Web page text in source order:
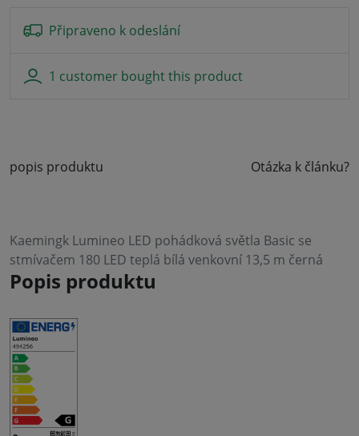
Připraveno k odeslání
1 customer bought this product
popis produktu Otázka k článku?
Kaemingk Lumineo LED pohádková světla Basic se
stmívačem 180 LED teplá bílá venkovní 13,5 m černá
Popis produktu